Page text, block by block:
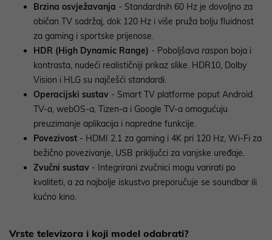
Brzina osvježavanja - Standardnih 60 Hz je dovoljno za
običan TV sadržaj, dok 120 Hz i više pruža bolju fluidnost
za gaming i sportske prijenose.
HDR (High Dynamic Range) - Poboljšava raspon boja i
kontrasta, nudeći realističniji prikaz slike. HDR10, Dolby
Vision i HLG su najčešći standardi.
Operacijski sustav - Smart TV platforme poput Android
TV-a, webOS-a, Tizen-a i Google TV-a omogućuju
preuzimanje aplikacija i napredne funkcije.
Povezivost - HDMI 2.1 za gaming i 4K pri 120 Hz, Wi-Fi za
bežično povezivanje, USB priključci za vanjske uređaje.
Zvučni sustav - Integrirani zvučnici mogu varirati po
kvaliteti, a za najbolje iskustvo preporučuje se soundbar ili
kućno kino.
Vrste televizora i koji model odabrati?